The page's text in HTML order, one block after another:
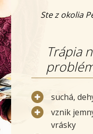
Ste z okolia
Trápia
suchá,
vznik
vrásky